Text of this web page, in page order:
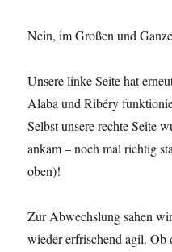
Nein, im Großen und
Unsere linke Seite hat
Alaba und Ribéry
Selbst unsere rechte Seite
ankam – noch mal richtig
oben)!
Zur Abwechslung sahen
wieder erfrischend agil. Ob